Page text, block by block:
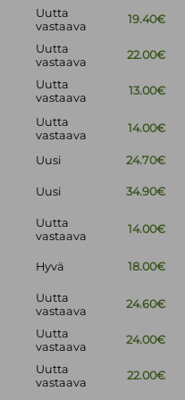
Uutta
vastaava
19.40€
Uutta
vastaava
22.00€
Uutta
vastaava
13.00€
Uutta
vastaava
14.00€
Uusi
24.70€
Uusi 34.90€
Uutta
vastaava
14.00€
Hyvä 18.00€
Uutta
vastaava
24.60€
Uutta
vastaava
24.00€
Uutta
vastaava
22.00€